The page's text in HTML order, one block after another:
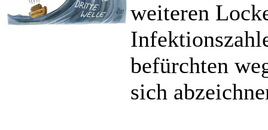
weiteren
befürchten
sich